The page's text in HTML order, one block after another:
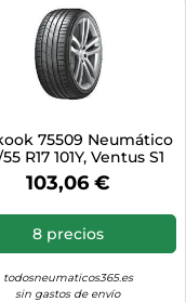
75509 Neumático
R17 101Y, Ventus S1
3 K127 Xl para 4X4,
Verano
103,06 €
8 precios
todosneumaticos365.es
sin gastos de envío